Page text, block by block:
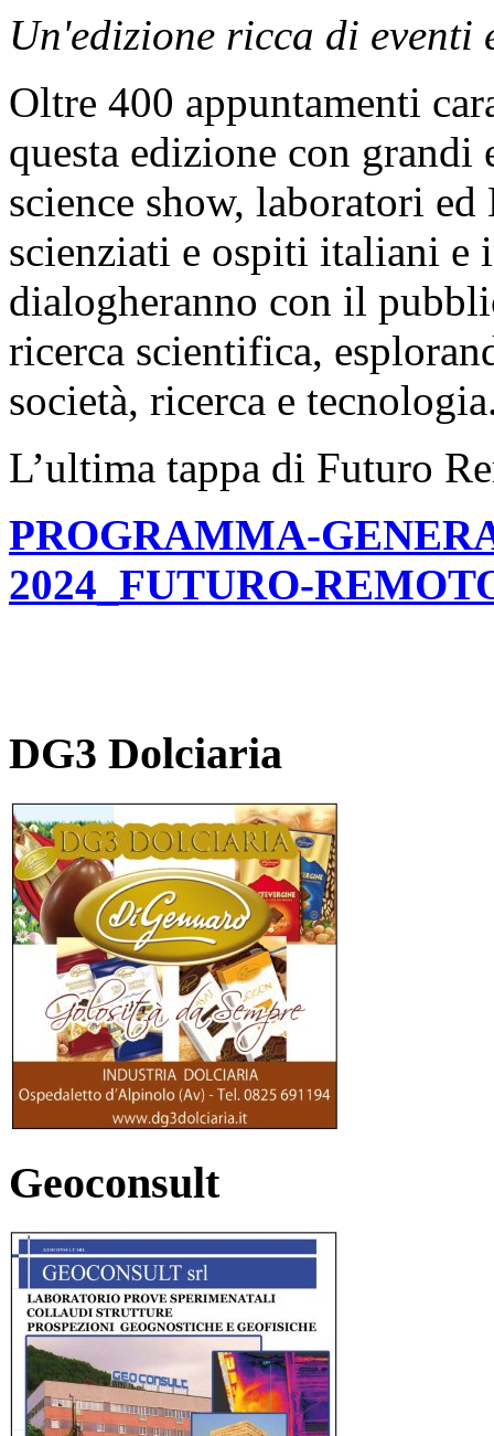
Un'edizione ricca di eventi
Oltre 400 appuntamenti
questa edizione con
science show, laboratori
scienziati e ospiti italiani e
dialogheranno con il
ricerca scientifica,
società, ricerca e
L’ultima tappa di Futuro
PROGRAMMA-
2024_FUTURO-
DG3 Dolciaria
Geoconsult